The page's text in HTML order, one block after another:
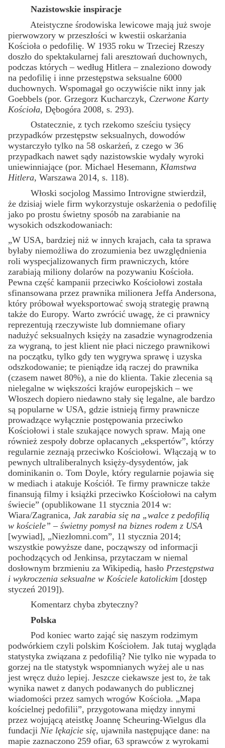
Nazistowskie inspiracje
Ateistyczne środowiska lewicowe mają już swoje
pierwowzory w przeszłości w kwestii oskarżania
Kościoła o pedofilię. W 1935 roku w Trzeciej Rzeszy
doszło do spektakularnej fali aresztowań duchownych,
podczas których – według Hitlera – znaleziono dowody
na pedofilię i inne przestępstwa seksualne 6000
duchownych. Wspomagał go oczywiście nikt inny jak
Goebbels (por. Grzegorz Kucharczyk, Czerwone Karty
Kościoła, Dębogóra 2008, s. 293).
Ostatecznie, z tych rzekomo sześciu tysięcy
przypadków przestępstw seksualnych, dowodów
wystarczyło tylko na 58 oskarżeń, z czego w 36
przypadkach nawet sądy nazistowskie wydały wyroki
uniewinniające (por. Michael Hesemann,Kłamstwa
Hitlera, Warszawa 2014, s. 118).
Włoski socjolog Massimo Introvigne stwierdził,
że dzisiaj wiele firm wykorzystuje oskarżenia o pedofilię
jako po prostu świetny sposób na zarabianie na
wysokich odszkodowaniach:
„W USA, bardziej niż w innych krajach, cała ta sprawa
byłaby niemożliwa do zrozumienia bez uwzględnienia
roli wyspecjalizowanych firm prawniczych, które
zarabiają miliony dolarów na pozywaniu Kościoła.
Pewna część kampanii przeciwko Kościołowi została
sfinansowana przez prawnika milionera Jeffa Andersona,
który próbował wyeksportować swoją strategię prawną
także do Europy. Warto zwrócić uwagę, że ci prawnicy
reprezentują rzeczywiste lub domniemane ofiary
nadużyć seksualnych księży na zasadzie wynagrodzenia
za wygraną, to jest klient nie płaci niczego prawnikowi
na początku, tylko gdy ten wygrywa sprawę i uzyska
odszkodowanie; te pieniądze idą raczej do prawnika
(czasem nawet 80%), a nie do klienta. Takie zlecenia są
nielegalne w większości krajów europejskich – we
Włoszech dopiero niedawno stały się legalne, ale bardzo
są popularne w USA, gdzie istnieją firmy prawnicze
prowadzące wyłącznie postępowania przeciwko
Kościołowi i stale szukające nowych spraw. Mają one
również zespoły dobrze opłacanych „ekspertów”, którzy
regularnie zeznają przeciwko Kościołowi. Włączają w to
pewnych ultraliberalnych księży-dysydentów, jak
dominikanin o. Tom Doyle, który regularnie pojawia się
w mediach i atakuje Kościół. Te firmy prawnicze także
finansują filmy i książki przeciwko Kościołowi na całym
świecie” (opublikowane 11 stycznia 2014 w:
Wiara/Zagranica,Jak zarabia się na „walce z pedofilią
w kościele” – świetny pomysł na biznes rodem z USA
[wywiad], „Niezłomni.com”, 11 stycznia 2014;
wszystkie powyższe dane, począwszy od informacji
pochodzących od Jenkinsa, przytaczam w niemal
dosłownym brzmieniu za Wikipedią, hasłoPrzestępstwa
i wykroczenia seksualne w Kościele katolickim [dostęp
styczeń 2019]).
Komentarz chyba zbyteczny?
Polska
Pod koniec warto zająć się naszym rodzimym
podwórkiem czyli polskim Kościołem. Jak tutaj wygląda
statystyka związana z pedofilią? Nie tylko nie wypada to
gorzej na tle statystyk wspomnianych wyżej ale u nas
jest wręcz dużo lepiej. Jeszcze ciekawsze jest to, że tak
wynika nawet z danych podawanych do publicznej
wiadomości przez samych wrogów Kościoła. „Mapa
kościelnej pedofilii”, przygotowana między innymi
przez wojującą ateistkę Joannę Scheuring-Wielgus dla
fundacjiNie lękajcie się, ujawniła następujące dane: na
mapie zaznaczono 259 ofiar, 63 sprawców z wyrokami